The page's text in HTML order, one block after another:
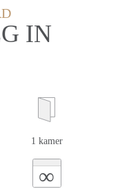
IN
1 kamer
∞